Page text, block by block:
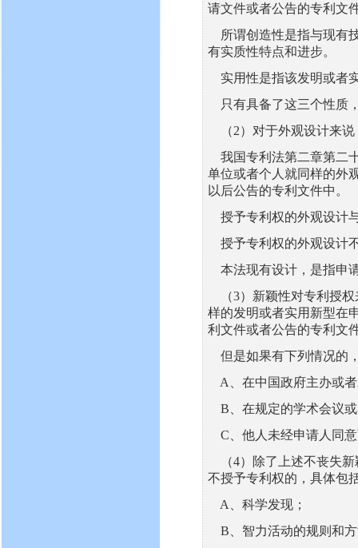
请文件或者公告的专利文
所谓创造性是指与现有
有实质性特点和进步。
实用性是指该发明或者
只有具备了这三个性质
（2）对于外观设计来说
我国专利法第二章第二
单位或者个人就同样的外
以后公告的专利文件中。
授予专利权的外观设计
授予专利权的外观设计
本法现有设计，是指申
（3）新颖性对专利授权
样的发明或者实用新型在
利文件或者公告的专利文
但是如果有下列情况的
A、在中国政府主办或
B、在规定的学术会议
C、他人未经申请人同
（4）除了上述不丧失新
不授予专利权的，具体包
A、科学发现；
B、智力活动的规则和